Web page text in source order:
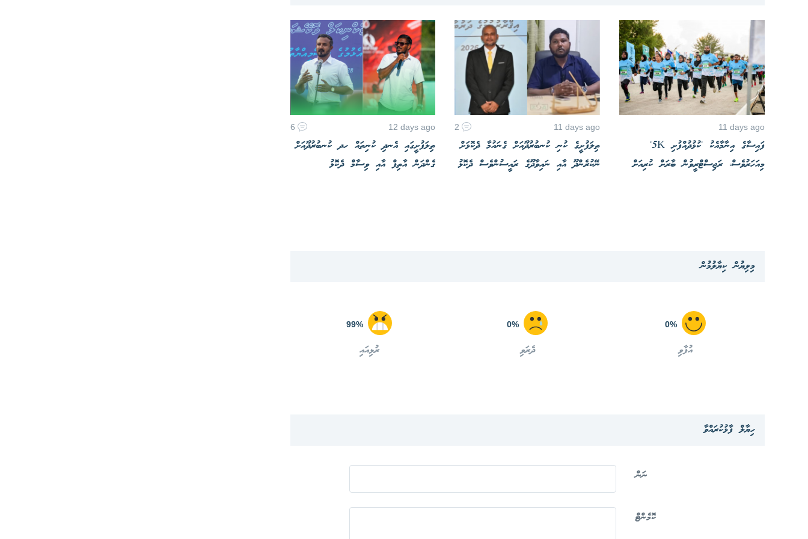
11 days ago
ފައިސާގެ އިނާމާއެކު 'ކުޅުދުއްފުށި 5K'
މިއަހަރުވެސް، ރަޖިސްޓްރީވުން ބާރަށް ކުރިއަށް
11 days ago
2
ތިލަފުށީގެ ކުނި ކުނބުރުދޫއަށް ގެނައުމާ ދެކޮޅަށް
ނޭކުރެންދޫ އާއި ނައިވާދޫގެ ރައީސުންވެސް ދެކޮޅު
12 days ago
6
ތިލަފުށީގައި އެނދި ކުނިތައް ހދ ކުނބުރުދޫއަށް
ގެންދަން އާތިފް އާއި ވިސާމް ދެކޮޅު
މިލިޔުން ކިޔާލުމުން
0%
އުފާވި
0%
ދެރަވި
99%
ރުޅިއައި
ހިޔާލް ފާޅުކުރައްވާ
ނަން
ކޮމެންޓް